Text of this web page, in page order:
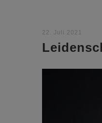
22. Juli 2021